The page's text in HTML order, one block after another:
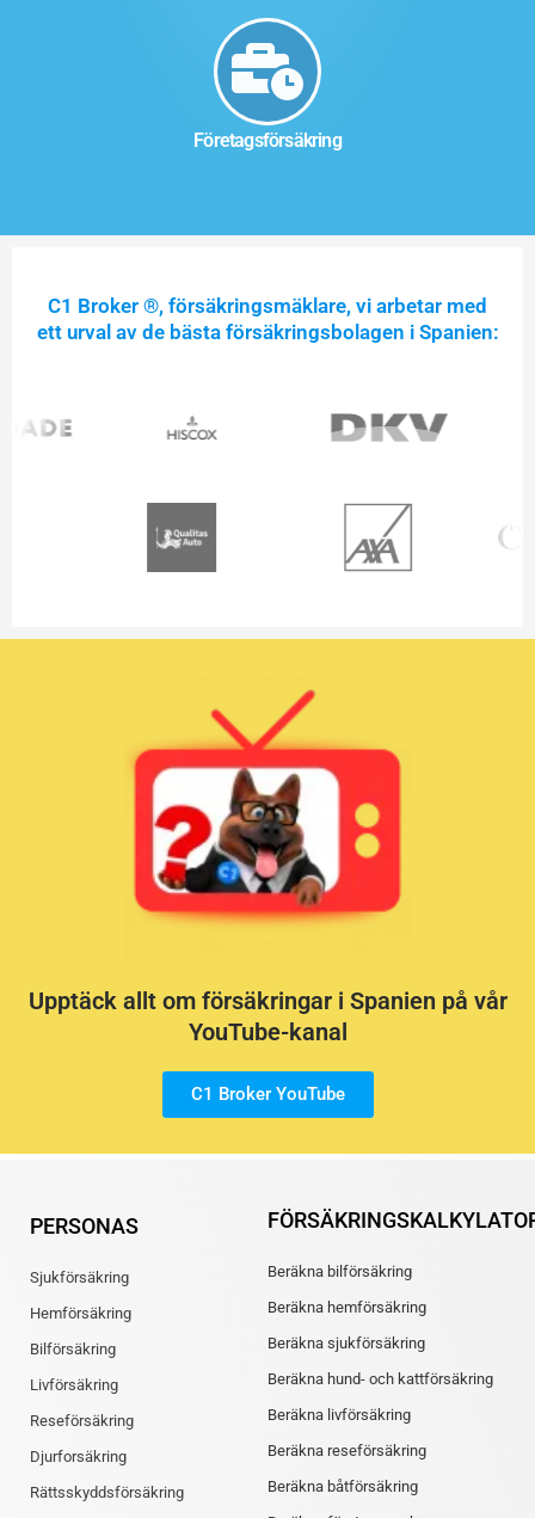
Företagsförsäkring
C1 Broker ®, försäkringsmäklare, vi arbetar med
ett urval av de bästa försäkringsbolagen i Spanien:
Upptäck allt om försäkringar i Spanien på vår
YouTube-kanal
C1 Broker YouTube
PERSONAS
Sjukförsäkring
Hemförsäkring
Bilförsäkring
Livförsäkring
Reseförsäkring
Djurforsäkring
Rättsskyddsförsäkring
Beräkna bilförsäkring
Beräkna hemförsäkring
Beräkna sjukförsäkring
Beräkna hund- och kattförsäkring
Beräkna livförsäkring
Beräkna reseförsäkring
Beräkna båtförsäkring